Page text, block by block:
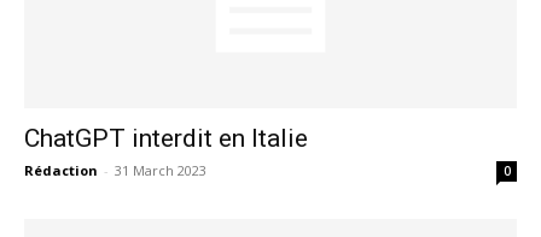
ChatGPT interdit en Italie
Rédaction - 31 March 2023 0